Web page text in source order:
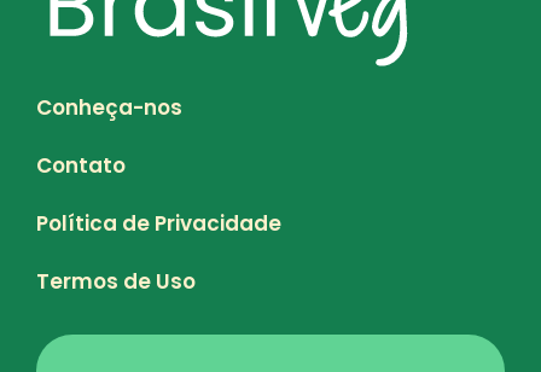
Conheça-nos
Contato
Política de Privacidade
Termos de Uso